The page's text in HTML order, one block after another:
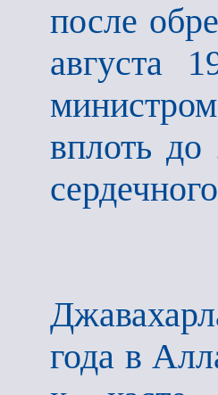
после
августа
вплоть до
года в